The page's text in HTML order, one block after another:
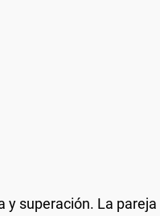
y superación. La pareja